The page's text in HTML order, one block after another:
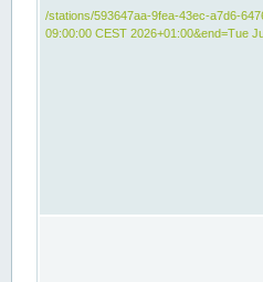
/stations/593647aa-9fea-43ec-a7d6-
09:00:00 CEST 2026+01:00&end=Tue